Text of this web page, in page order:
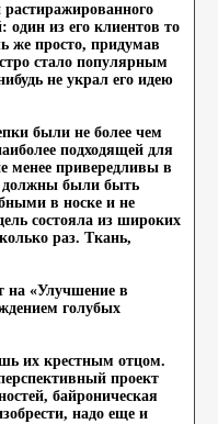
растиражированного
из его клиентов то
же просто, придумав
стало популярным
не украл его идею
были не более чем
подходящей для
менее привередливы в
должны были быть
в носке и не
состояла из широких
раз. Ткань,
на «Улучшение в
голубых
их крестным отцом.
проект
байроническая
надо еще и